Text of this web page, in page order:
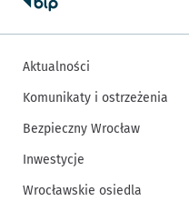
Aktualności
Komunikaty i ostrzeżenia
Bezpieczny Wrocław
Inwestycje
Wrocławskie osiedla